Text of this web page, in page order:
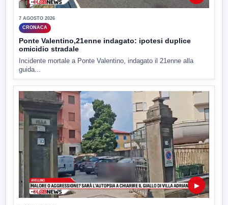
7 AGOSTO 2026
CRONACA
Ponte Valentino,21enne indagato: ipotesi duplice
omicidio stradale
Incidente mortale a Ponte Valentino, indagato il 21enne alla
guida...
▶